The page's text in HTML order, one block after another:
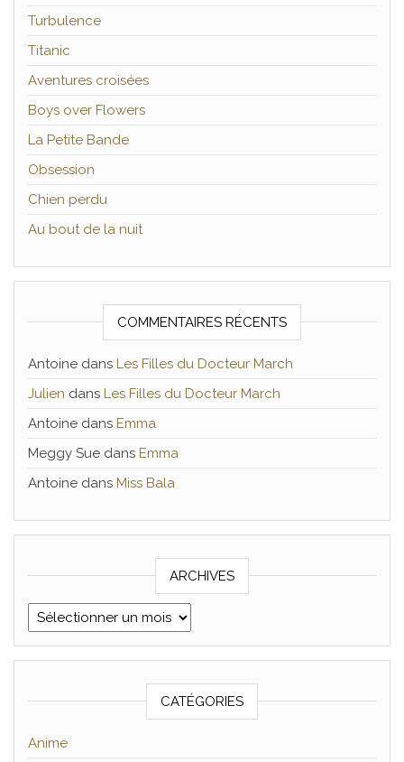
Turbulence
Titanic
Aventures croisées
Boys over Flowers
La Petite Bande
Obsession
Chien perdu
Au bout de la nuit
COMMENTAIRES RÉCENTS
Antoine dans Les Filles du Docteur March
Julien dans Les Filles du Docteur March
Antoine dans Emma
Meggy Sue dans Emma
Antoine dans Miss Bala
ARCHIVES
Archives
CATÉGORIES
Anime